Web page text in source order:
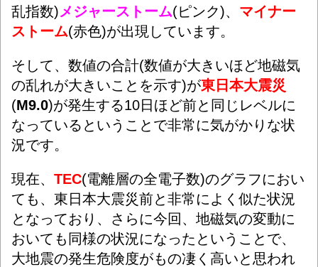
乱指数)メジャーストーム(ピンク)、 マイナー
ストーム(赤色)が出現しています。
そして、数値の合計(数値が大きいほど地磁気
の乱れが大きいことを示す)が東日本大震災
(M9.0)が発生する10日ほど前と同じレベルに
なっているということで非常に気がかりな状
況です。
現在、 TEC(電離層の全電子数)のグラフにおい
ても、東日本大震災前と非常によく似た状況
となっており、さらに今回、地磁気の変動に
おいても同様の状況になったということで、
大地震の発生危険度がもの凄く高いと思われ